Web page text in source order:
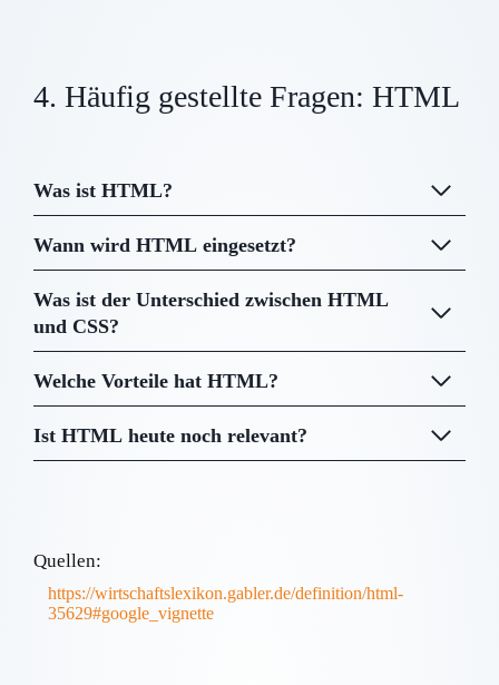
4. Häufig gestellte Fragen: HTML
Was ist HTML?
Wann wird HTML eingesetzt?
Was ist der Unterschied zwischen HTML
und CSS?
Welche Vorteile hat HTML?
Ist HTML heute noch relevant?
Quellen:
https://wirtschaftslexikon.gabler.de/definition/html-
35629#google_vignette